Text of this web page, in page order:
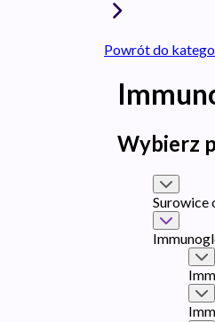
Powrót do
Wybierz
Surowice